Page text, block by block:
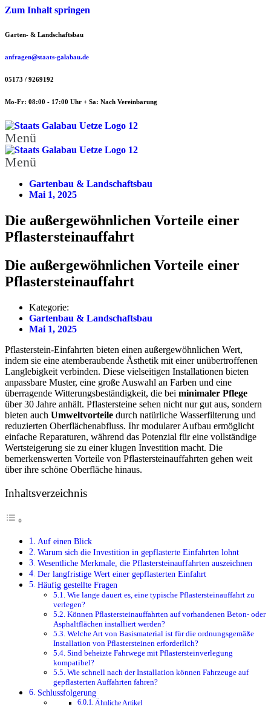
Zum Inhalt springen
Garten- & Landschaftsbau
anfragen@staats-galabau.de
05173 / 9269192
Mo-Fr: 08:00 - 17:00 Uhr + Sa: Nach Vereinbarung
Menü
Menü
Gartenbau & Landschaftsbau
Mai 1, 2025
Die außergewöhnlichen Vorteile einer
Pflastersteinauffahrt
Die außergewöhnlichen Vorteile einer
Pflastersteinauffahrt
Kategorie:
Gartenbau & Landschaftsbau
Mai 1, 2025
Pflasterstein-Einfahrten bieten einen außergewöhnlichen Wert,
indem sie eine atemberaubende Ästhetik mit einer unübertroffenen
Langlebigkeit verbinden. Diese vielseitigen Installationen bieten
anpassbare Muster, eine große Auswahl an Farben und eine
überragende Witterungsbeständigkeit, die bei minimaler Pflege
über 30 Jahre anhält. Pflastersteine sehen nicht nur gut aus, sondern
bieten auch Umweltvorteile durch natürliche Wasserfilterung und
reduzierten Oberflächenabfluss. Ihr modularer Aufbau ermöglicht
einfache Reparaturen, während das Potenzial für eine vollständige
Wertsteigerung sie zu einer klugen Investition macht. Die
bemerkenswerten Vorteile von Pflastersteinauffahrten gehen weit
über ihre schöne Oberfläche hinaus.
Inhaltsverzeichnis
Auf einen Blick
Warum sich die Investition in gepflasterte Einfahrten lohnt
Wesentliche Merkmale, die Pflastersteinauffahrten auszeichnen
Der langfristige Wert einer gepflasterten Einfahrt
Häufig gestellte Fragen
Wie lange dauert es, eine typische Pflastersteinauffahrt zu
verlegen?
Können Pflastersteinauffahrten auf vorhandenen Beton- oder
Asphaltflächen installiert werden?
Welche Art von Basismaterial ist für die ordnungsgemäße
Installation von Pflastersteinen erforderlich?
Sind beheizte Fahrwege mit Pflastersteinverlegung
kompatibel?
Wie schnell nach der Installation können Fahrzeuge auf
gepflasterten Auffahrten fahren?
Schlussfolgerung
Ähnliche Artikel